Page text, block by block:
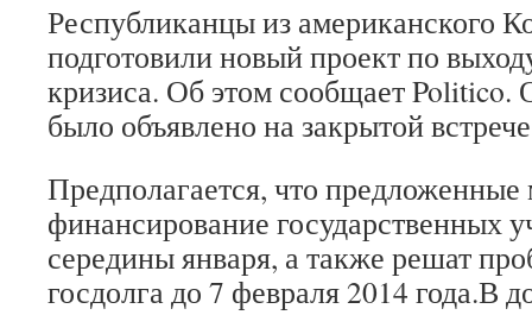
Республиканцы из американского
подготовили новый проект по
кризиса. Об этом сообщает Politico.
было объявлено на закрытой
Предполагается, что предложенные
финансирование
середины января, а также решат
госдолга до 7 февраля 2014 года.В